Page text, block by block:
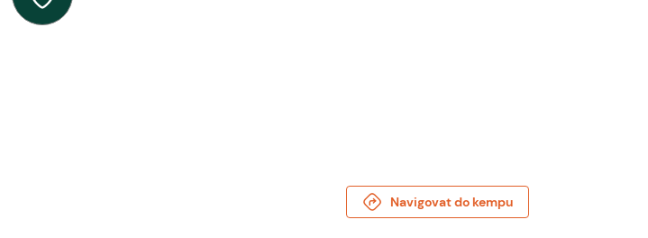
Navigovat do kempu